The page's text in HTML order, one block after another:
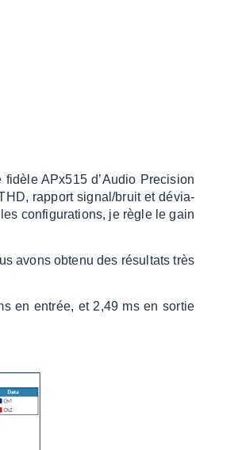
APx515 d’Au­dio Preci­sion
rapport signal/bruit et dévia­
confi­gu­ra­tions, je règle le gain
avons obtenu des résul­tats très
en entrée, et 2,49 ms en sortie